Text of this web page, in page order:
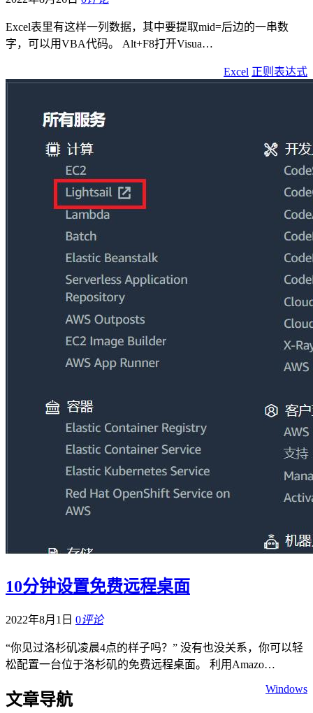
Excel表里有这样一列数据，其中要提取mid=后边的一串数
字，可以用VBA代码。 Alt+F8打开Visua…
Excel 正则表达式
10分钟设置免费远程桌面
2022年8月1日 0评论
“你见过洛杉矶凌晨4点的样子吗？” 没有也没关系，你可以轻
松配置一台位于洛杉矶的免费远程桌面。 利用Amazo…
Windows
文章导航